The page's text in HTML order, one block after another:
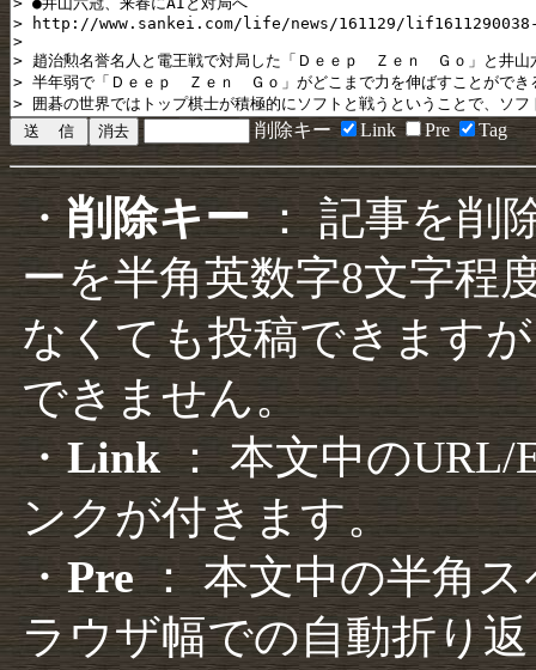
削除キー Link Pre Tag
・削除キー： 記事を削
ーを半角英数字8文字程
なくても投稿できます
できません。
・Link： 本文中のURL/
ンクが付きます。
・Pre： 本文中の半角
ラウザ幅での自動折り